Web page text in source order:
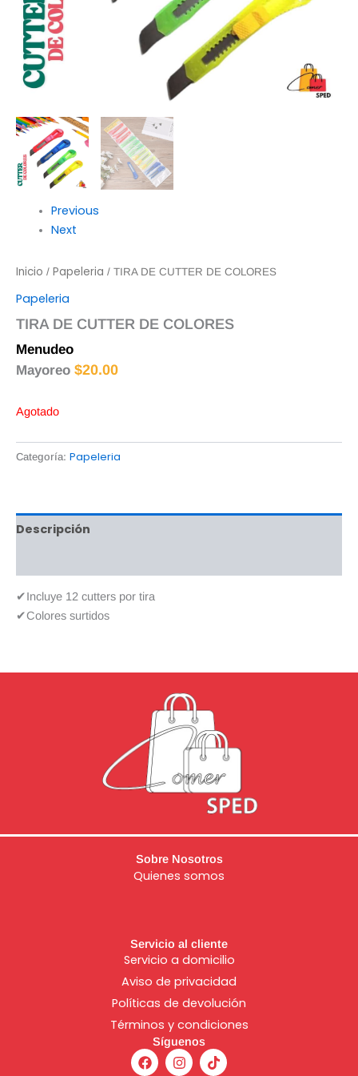
Previous
Next
Inicio / Papeleria / TIRA DE CUTTER DE COLORES
Papeleria
TIRA DE CUTTER DE COLORES
Menudeo
Mayoreo $20.00
Agotado
Categoría: Papeleria
Descripción
✔Incluye 12 cutters por tira
✔Colores surtidos
Sobre Nosotros
Quienes somos
Servicio al cliente
Servicio a domicilio
Aviso de privacidad
Políticas de devolución
Términos y condiciones
Síguenos
F
a
I
n
T
i